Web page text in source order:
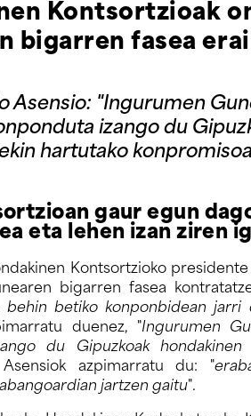
Kontsortzioak
bigarren fasea
Asensio: "Ingurumen
izango du
hartutako
gaur egun
eta lehen izan ziren
Kontsortzioko
bigarren fasea
behin betiko konponbidean jarri
duenez, "Ingurumen
du Gipuzkoak
azpimarratu du: "
jartzen gaitu".